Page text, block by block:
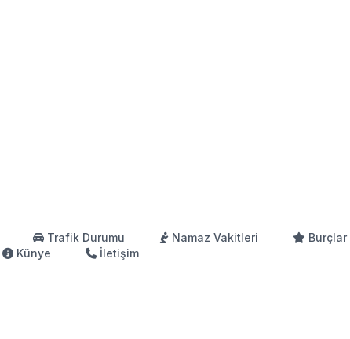
Trafik Durumu Namaz Vakitleri Burçlar
Künye
İletişim